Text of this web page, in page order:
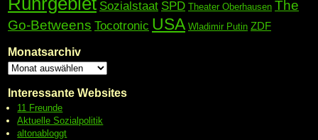
Sozialstaat SPD Theater Oberhausen The
Go-Betweens Tocotronic USA Wladimir Putin ZDF
Monatsarchiv
Interessante Websites
11 Freunde
Aktuelle Sozialpolitik
altonabloggt